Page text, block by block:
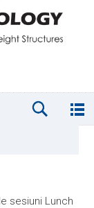
sesiuni Lunch